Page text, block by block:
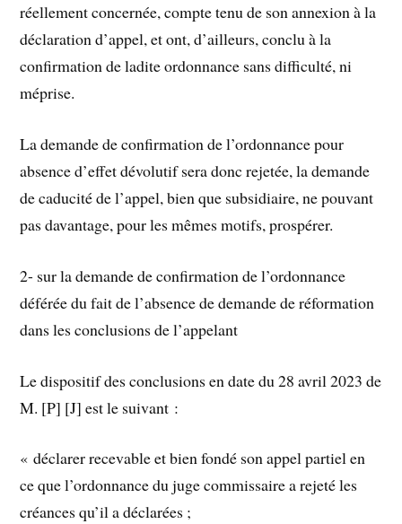
réellement concernée, compte tenu de son annexion à la
déclaration d’appel, et ont, d’ailleurs, conclu à la
confirmation de ladite ordonnance sans difficulté, ni
méprise.
La demande de confirmation de l’ordonnance pour
absence d’effet dévolutif sera donc rejetée, la demande
de caducité de l’appel, bien que subsidiaire, ne pouvant
pas davantage, pour les mêmes motifs, prospérer.
2- sur la demande de confirmation de l’ordonnance
déférée du fait de l’absence de demande de réformation
dans les conclusions de l’appelant
Le dispositif des conclusions en date du 28 avril 2023 de
M. [P] [J] est le suivant :
« déclarer recevable et bien fondé son appel partiel en
ce que l’ordonnance du juge commissaire a rejeté les
créances qu’il a déclarées ;